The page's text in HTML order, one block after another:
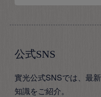
公式SNS
實光公式SNSでは、最
知識をご紹介。